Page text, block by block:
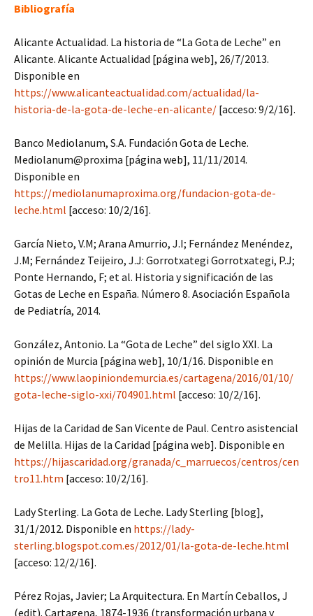
Bibliografía
Alicante Actualidad. La historia de “La Gota de Leche” en
Alicante. Alicante Actualidad [página web], 26/7/2013.
Disponible en
https://www.alicanteactualidad.com/actualidad/la-
historia-de-la-gota-de-leche-en-alicante/ [acceso: 9/2/16].
Banco Mediolanum, S.A. Fundación Gota de Leche.
Mediolanum@proxima [página web], 11/11/2014.
Disponible en
https://mediolanumaproxima.org/fundacion-gota-de-
leche.html [acceso: 10/2/16].
García Nieto, V.M; Arana Amurrio, J.I; Fernández Menéndez,
J.M; Fernández Teijeiro, J.J: Gorrotxategi Gorrotxategi, P.J;
Ponte Hernando, F; et al. Historia y significación de las
Gotas de Leche en España. Número 8. Asociación Española
de Pediatría, 2014.
González, Antonio. La “Gota de Leche” del siglo XXI. La
opinión de Murcia [página web], 10/1/16. Disponible en
https://www.laopiniondemurcia.es/cartagena/2016/01/10/
gota-leche-siglo-xxi/704901.html [acceso: 10/2/16].
Hijas de la Caridad de San Vicente de Paul. Centro asistencial
de Melilla. Hijas de la Caridad [página web]. Disponible en
https://hijascaridad.org/granada/c_marruecos/centros/cen
tro11.htm [acceso: 10/2/16].
Lady Sterling. La Gota de Leche. Lady Sterling [blog],
31/1/2012. Disponible en https://lady-
sterling.blogspot.com.es/2012/01/la-gota-de-leche.html
[acceso: 12/2/16].
Pérez Rojas, Javier; La Arquitectura. En Martín Ceballos, J
(edit). Cartagena, 1874-1936 (transformación urbana y